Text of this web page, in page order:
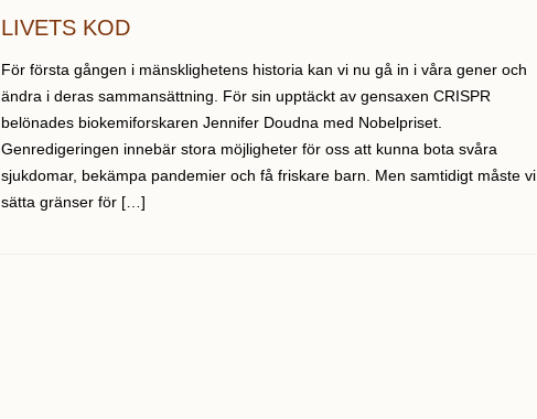
LIVETS KOD
För första gången i mänsklighetens historia kan vi nu gå in i våra gener och
ändra i deras sammansättning. För sin upptäckt av gensaxen CRISPR
belönades biokemiforskaren Jennifer Doudna med Nobelpriset.
Genredigeringen innebär stora möjligheter för oss att kunna bota svåra
sjukdomar, bekämpa pandemier och få friskare barn. Men samtidigt måste vi
sätta gränser för […]